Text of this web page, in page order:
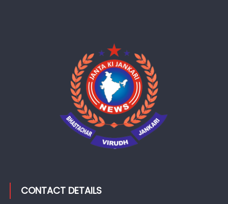
CONTACT DETAILS